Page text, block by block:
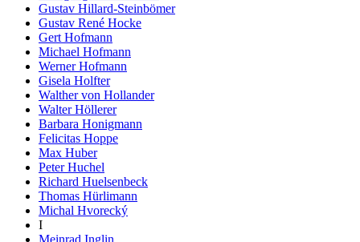
Gustav Hillard-Steinbömer
Gustav René Hocke
Gert Hofmann
Michael Hofmann
Werner Hofmann
Gisela Holfter
Walther von Hollander
Walter Höllerer
Barbara Honigmann
Felicitas Hoppe
Max Huber
Peter Huchel
Richard Huelsenbeck
Thomas Hürlimann
Michal Hvorecký
I
Meinrad Inglin